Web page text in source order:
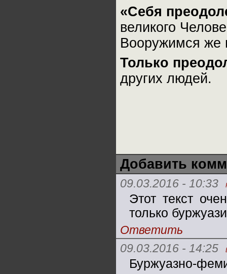
«Себя
великого
Вооружимся же
Только
других людей.
Добавить
09.03.2016 - 10:33
Этот текст
только
Ответить
09.03.2016 - 14:25
Буржуазно-